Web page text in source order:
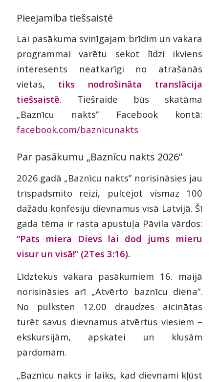
Pieejamība tiešsaistē
Lai pasākuma svinīgajam brīdim un vakara
programmai varētu sekot līdzi ikviens
interesents neatkarīgi no atrašanās
vietas, tiks nodrošināta translācija
tiešsaistē. Tiešraide būs skatāma
„Baznīcu nakts” Facebook kontā:
facebook.com/baznicunakts
Par pasākumu „Baznīcu nakts 2026”
2026.gadā „Baznīcu nakts” norisināsies jau
trīspadsmito reizi, pulcējot vismaz 100
dažādu konfesiju dievnamus visā Latvijā. Šī
gada tēma ir rasta apustuļa Pāvila vārdos:
“Pats miera Dievs lai dod jums mieru
visur un visā!” (2Tes 3:16).
Līdztekus vakara pasākumiem 16. maijā
norisināsies arī „Atvērto baznīcu diena”.
No pulksten 12.00 draudzes aicinātas
turēt savus dievnamus atvērtus viesiem –
ekskursijām, apskatei un klusām
pārdomām.
„Baznīcu nakts ir laiks, kad dievnami kļūst